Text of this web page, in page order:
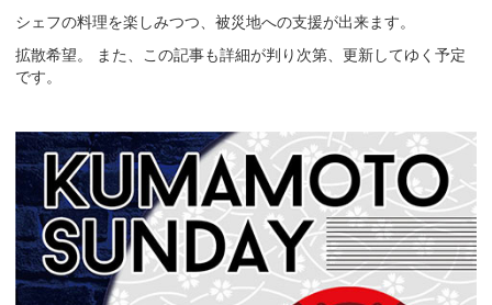
シェフの料理を楽しみつつ、被災地への支援が出来ます。
拡散希望。 また、この記事も詳細が判り次第、更新してゆく予定
です。